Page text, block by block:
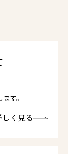
す。
しく見る